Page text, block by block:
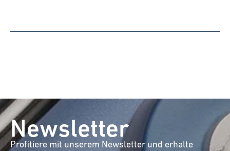
Newsletter
Profitiere mit unserem Newsletter und erhalte